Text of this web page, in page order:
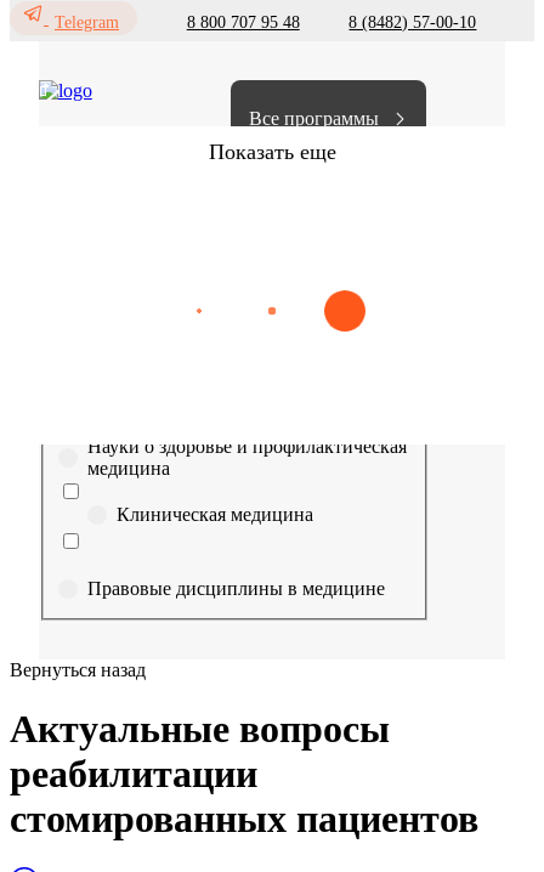
Telegram
8 800 707 95 48 8 (8482) 57-00-10
Все программы
Показать еще
Эпидемиология Медицинская помощь
Выберите направление
Науки о здоровье и профилактическая
медицина
Клиническая медицина
Правовые дисциплины в медицине
медицине
науки
Вернуться назад
Актуальные вопросы
реабилитации
стомированных пациентов